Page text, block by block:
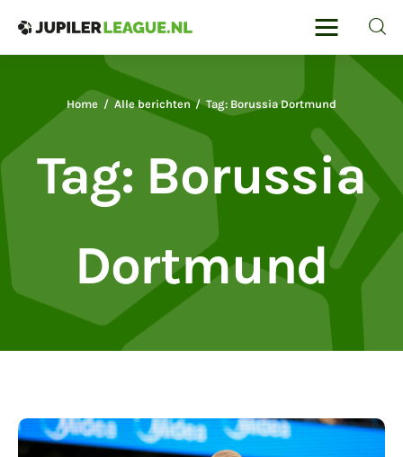
Tag: Borussia
Dortmund
Home Alle berichten Tag: Borussia Dortmund
Jupilerleague
Voor de liefhebbers van voetbal en
Voetbal
Sportreizen
Voetbalwedden